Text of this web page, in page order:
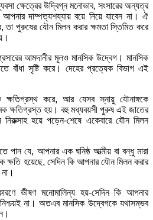
ক্ষেত্রের উদ্বিগ্ন মনোভাব, সংসারের অন্যত্র
দাম্পত্যশয্যায় বয়ে নিয়ে যাবেন না। ঐ
তা পুরুষের যৌন মিলন করার ক্ষমতা স্তিমিত করে
আমদানীর মূলও মানসিক উদ্বেগ। মানসিক
বাঁধা সৃষ্টি করে। দেহের প্রত্যেক বিভাগ এই
ক্ষতিগ্রস্থ করে, আর যেসব স্নায়ু যৌনাঙ্গকে
ক্ষতিগ্রস্ত হয়। বহু মধ্যবয়সী পুরুষ এই জাতের
হয়ে পড়েন-শেষে একেবারে যৌন মিলন
পান যে, আপনার এক ঘনিষ্ঠ আত্মীয় বা বন্ধু মারা
ক্ষতি হয়েছে, সেদিন কি আপনার যৌন মিলন করার
ভীষণ মনোমালিন্য হয়-সেদিন কি আপনার
না। অতএব মানসিক উদ্বেগকে যথাসম্ভব